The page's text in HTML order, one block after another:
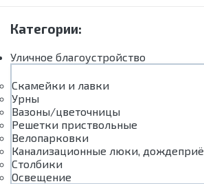
Категории:
Уличное благоустройство
Скамейки и лавки
Урны
Вазоны/цветочницы
Решетки приствольные
Велопарковки
Канализационные люки,
Столбики
Освещение